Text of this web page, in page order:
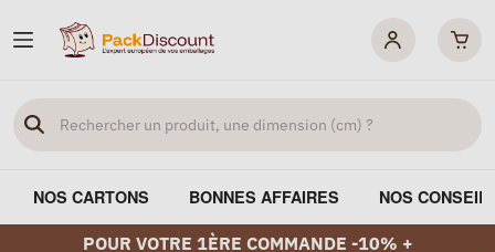
NOS CARTONS BONNES AFFAIRES NOS
POUR VOTRE 1ÈRE COMMANDE -10% +